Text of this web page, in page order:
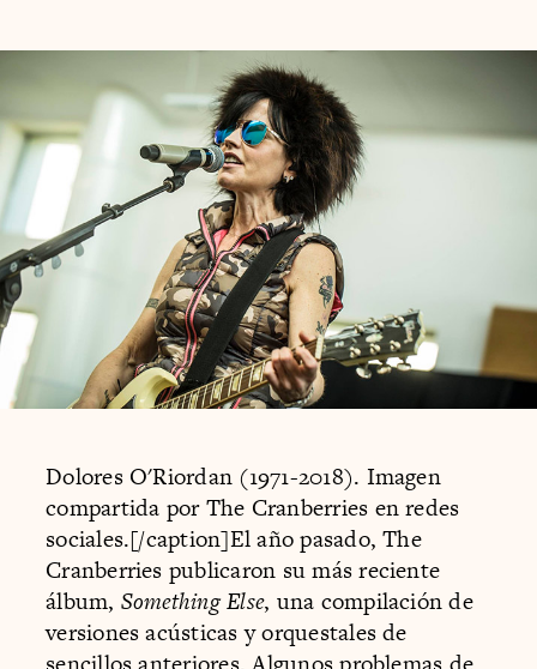
Dolores O'Riordan (1971-2018). Imagen
compartida por The Cranberries en redes
sociales.[/caption]El año pasado, The
Cranberries publicaron su más reciente
álbum, Something Else, una compilación de
versiones acústicas y orquestales de